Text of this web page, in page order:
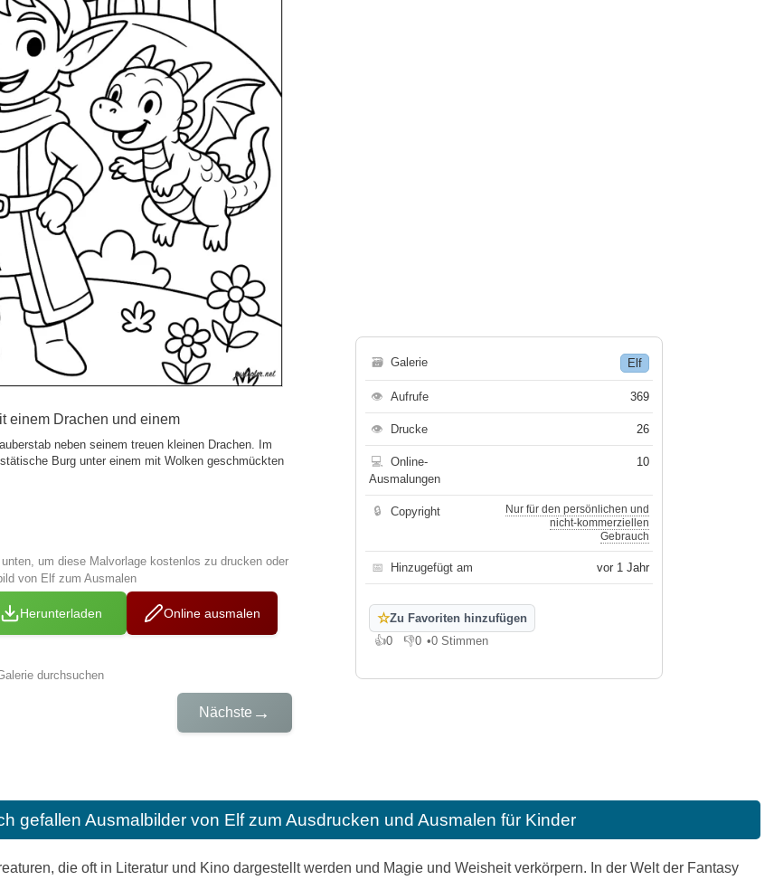
einem Drachen und einem
neben seinem treuen kleinen Drachen. Im
Burg unter einem mit Wolken geschmückten
um diese Malvorlage kostenlos zu drucken oder
von Elf zum Ausmalen
Herunterladen Online ausmalen
durchsuchen
Nächste →
🗃 Galerie Elf
👁 Aufrufe 369
👁 Drucke 26
💻
Online-
Ausmalungen
10
🔒 Copyright
Nur für den persönlichen und
nicht-kommerziellen
Gebrauch
📅 Hinzugefügt am vor 1 Jahr
☆Zu Favoriten hinzufügen
👍0
Gefällt mir
👎0
Gefällt mir nicht
•0 Stimmen
gefallen Ausmalbilder von Elf zum Ausdrucken und Ausmalen für Kinder
die oft in Literatur und Kino dargestellt werden und Magie und Weisheit verkörpern. In der Welt der Fantasy